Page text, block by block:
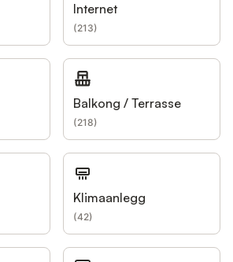
Internet
(213)
Balkong / Terrasse
(218)
Klimaanlegg
(42)